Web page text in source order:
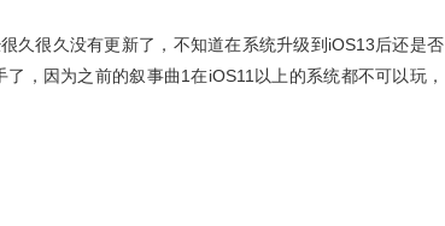
久很久没有更新了，不知道在系统升级到iOS13后还是否
，因为之前的叙事曲1在iOS11以上的系统都不可以玩，